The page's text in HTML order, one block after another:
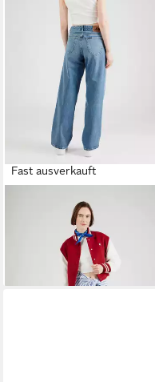
Fast ausverkauft
Loose-fit-Jeans RIDER
(1-tlg) Plain/ohne Details